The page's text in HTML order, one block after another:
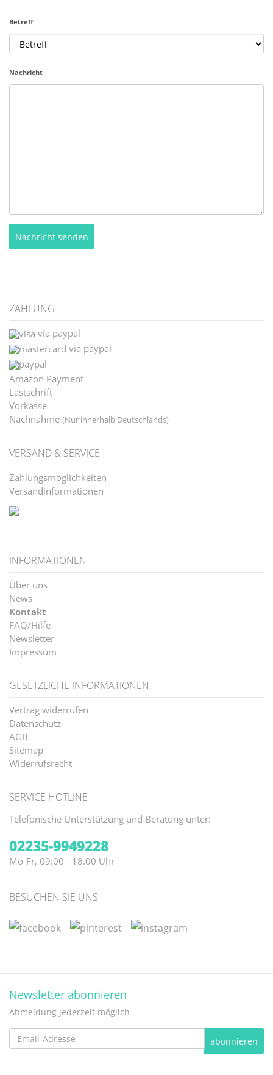
Betreff
Nachricht
Nachricht senden
ZAHLUNG
via paypal
via paypal
Amazon Payment
Lastschrift
Vorkasse
Nachnahme (Nur innerhalb Deutschlands)
VERSAND & SERVICE
Zahlungsmöglichkeiten
Versandinformationen
INFORMATIONEN
Über uns
News
Kontakt
FAQ/Hilfe
Newsletter
Impressum
GESETZLICHE INFORMATIONEN
Vertrag widerrufen
Datenschutz
AGB
Sitemap
Widerrufsrecht
SERVICE HOTLINE
Telefonische Unterstützung und Beratung unter:
02235-9949228
Mo-Fr, 09:00 - 18.00 Uhr
BESUCHEN SIE UNS
Newsletter abonnieren
Abmeldung jederzeit möglich
Email-
Adresse
abonnieren